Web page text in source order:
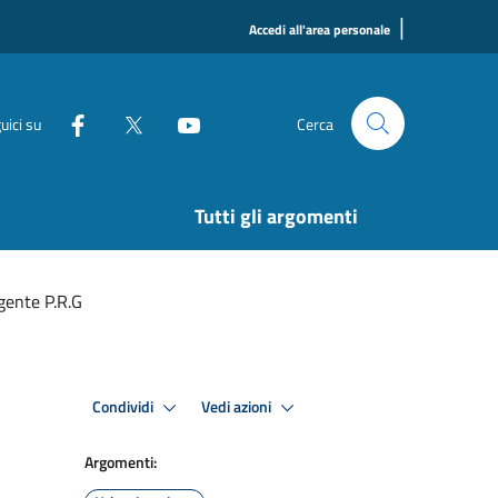
Accedi all'area personale |
su Cerca
Tutti gli argomenti
P.R.G
Condividi Vedi azioni
Argomenti: